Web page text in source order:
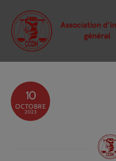
content
10
OCTOBRE
2023